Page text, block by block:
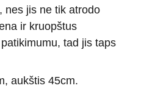
nes jis ne tik atrodo
ir kruopštus
tad jis taps
aukštis 45cm.